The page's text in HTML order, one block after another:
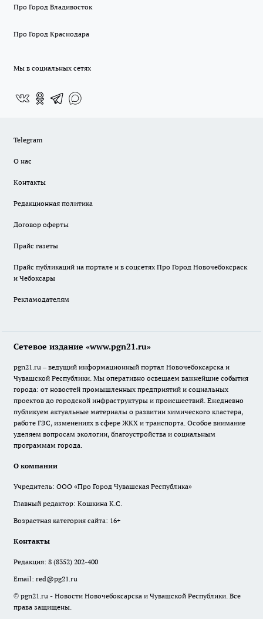
Про Город Владивосток
Про Город Краснодара
Мы в социальных сетях
Telegram
О нас
Контакты
Редакционная политика
Договор оферты
Прайс газеты
Прайс публикаций на портале и в соцсетях Про Город Новочебоксраск
и Чебоксары
Рекламодателям
Сетевое издание «www.pgn21.ru»
pgn21.ru – ведущий информационный портал Новочебоксарска и
Чувашской Республики. Мы оперативно освещаем важнейшие события
города: от новостей промышленных предприятий и социальных
проектов до городской инфраструктуры и происшествий. Ежедневно
публикуем актуальные материалы о развитии химического кластера,
работе ГЭС, изменениях в сфере ЖКХ и транспорта. Особое внимание
уделяем вопросам экологии, благоустройства и социальным
программам города.
О компании
Учредитель: ООО «Про Город Чувашская Республика»
Главный редактор: Кошкина К.С.
Возрастная категория сайта: 16+
Контакты
Редакция: 8 (8352) 202-400
Email: red@pg21.ru
© pgn21.ru - Новости Новочебоксарска и Чувашской Республики. Все
права защищены.